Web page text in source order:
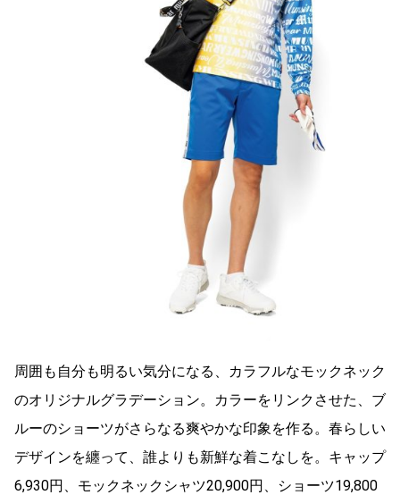
周囲も自分も明るい気分になる、カラフルなモックネック
のオリジナルグラデーション。カラーをリンクさせた、ブ
ルーのショーツがさらなる爽やかな印象を作る。春らしい
デザインを纏って、誰よりも新鮮な着こなしを。キャップ
6,930円、モックネックシャツ20,900円、ショーツ19,800